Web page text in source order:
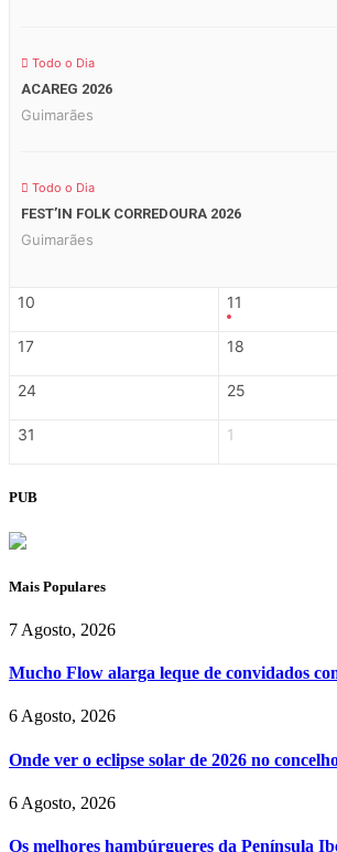
Todo o Dia
ACAREG 2026
Guimarães
Todo o Dia
FEST’IN FOLK CORREDOURA 2026
Guimarães
10 11
17 18
24 25
31 1
PUB
Mais Populares
7 Agosto, 2026
Mucho Flow alarga leque de convidados
6 Agosto, 2026
Onde ver o eclipse solar de 2026 no
6 Agosto, 2026
Os melhores hambúrgueres da Península